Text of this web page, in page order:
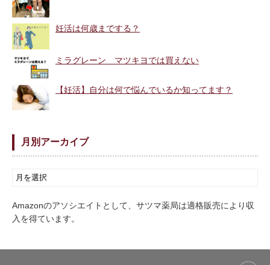
妊活は何歳までする？
ミラグレーン マツキヨでは買えない
【妊活】自分は何で悩んでいるか知ってます？
月別アーカイブ
Amazonのアソシエイトとして、サツマ薬局は適格販売により収
入を得ています。